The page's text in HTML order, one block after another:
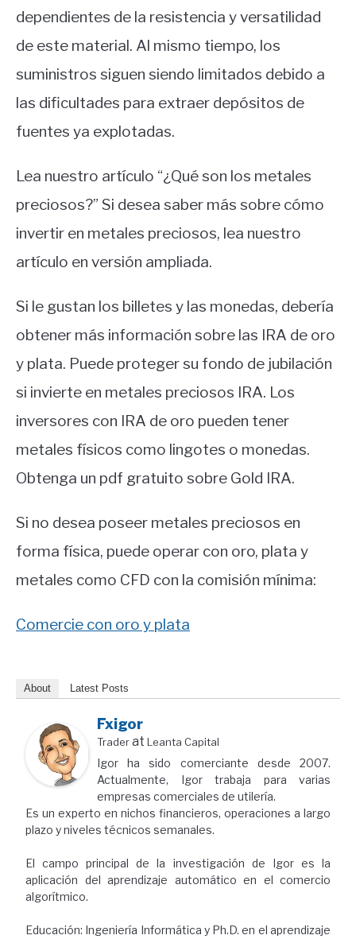
dependientes de la resistencia y versatilidad
de este material. Al mismo tiempo, los
suministros siguen siendo limitados debido a
las dificultades para extraer depósitos de
fuentes ya explotadas.
Lea nuestro artículo “¿Qué son los metales
preciosos?” Si desea saber más sobre cómo
invertir en metales preciosos, lea nuestro
artículo en versión ampliada.
Si le gustan los billetes y las monedas, debería
obtener más información sobre las IRA de oro
y plata. Puede proteger su fondo de jubilación
si invierte en metales preciosos IRA. Los
inversores con IRA de oro pueden tener
metales físicos como lingotes o monedas.
Obtenga un pdf gratuito sobre Gold IRA.
Si no desea poseer metales preciosos en
forma física, puede operar con oro, plata y
metales como CFD con la comisión mínima:
Comercie con oro y plata
About Latest Posts
Fxigor
Traderat Leanta Capital
Igor ha sido comerciante desde 2007.
Actualmente, Igor trabaja para varias
empresas comerciales de utilería.
Es un experto en nichos financieros, operaciones a largo
plazo y niveles técnicos semanales.
El campo principal de la investigación de Igor es la
aplicación del aprendizaje automático en el comercio
algorítmico.
Educación: Ingeniería Informática y Ph.D. en el aprendizaje